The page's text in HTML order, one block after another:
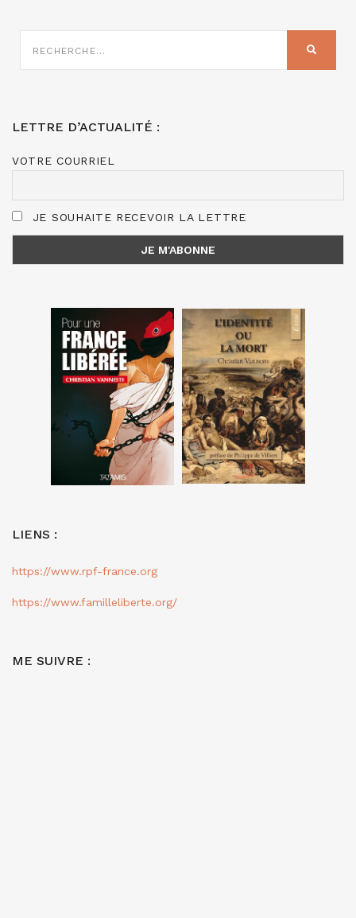
SUR
LETTRE D’ACTUALITÉ :
VOTRE COURRIEL
JE SOUHAITE RECEVOIR LA LETTRE
LIENS :
https://www.rpf-france.org
https://www.familleliberte.org/
ME SUIVRE :